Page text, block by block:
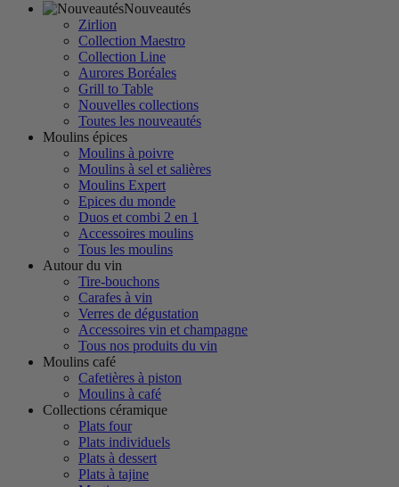
Nouveautés
Zirlion
Collection Maestro
Collection Line
Aurores Boréales
Grill to Table
Nouvelles collections
Toutes les nouveautés
Moulins épices
Moulins à poivre
Moulins à sel et salières
Moulins Expert
Epices du monde
Duos et combi 2 en 1
Accessoires moulins
Tous les moulins
Autour du vin
Tire-bouchons
Carafes à vin
Verres de dégustation
Accessoires vin et champagne
Tous nos produits du vin
Moulins café
Cafetières à piston
Moulins à café
Collections céramique
Plats four
Plats individuels
Plats à dessert
Plats à tajine